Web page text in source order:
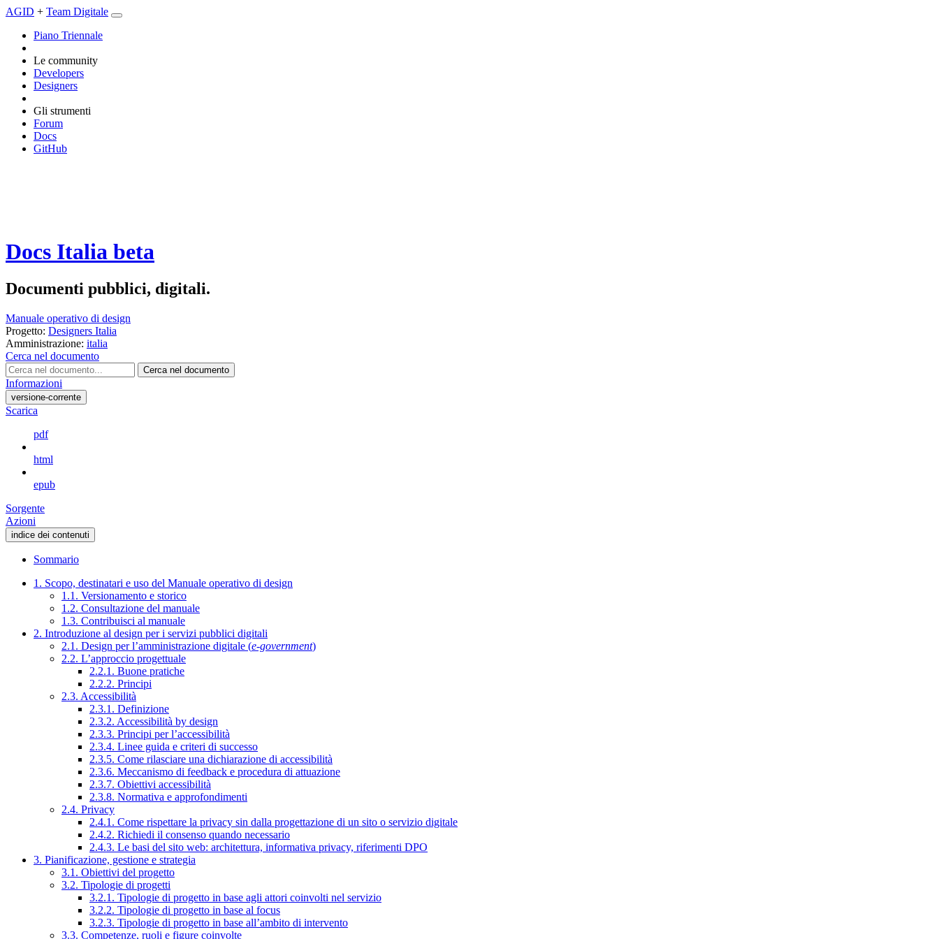
AGID + Team Digitale
Piano Triennale
Le community
Developers
Designers
Gli strumenti
Forum
Docs
GitHub
Docs Italia beta
Documenti pubblici, digitali.
Manuale operativo di design
Progetto: Designers Italia
Amministrazione: italia
Cerca nel documento
Cerca nel documento
Informazioni
versione-corrente
Scarica
pdf
html
epub
Sorgente
Azioni
indice dei contenuti
Sommario
1. Scopo, destinatari e uso del Manuale operativo di design
1.1. Versionamento e storico
1.2. Consultazione del manuale
1.3. Contribuisci al manuale
2. Introduzione al design per i servizi pubblici digitali
2.1. Design per l’amministrazione digitale (e-government)
2.2. L’approccio progettuale
2.2.1. Buone pratiche
2.2.2. Principi
2.3. Accessibilità
2.3.1. Definizione
2.3.2. Accessibilità by design
2.3.3. Principi per l’accessibilità
2.3.4. Linee guida e criteri di successo
2.3.5. Come rilasciare una dichiarazione di accessibilità
2.3.6. Meccanismo di feedback e procedura di attuazione
2.3.7. Obiettivi accessibilità
2.3.8. Normativa e approfondimenti
2.4. Privacy
2.4.1. Come rispettare la privacy sin dalla progettazione di un sito o servizio digitale
2.4.2. Richiedi il consenso quando necessario
2.4.3. Le basi del sito web: architettura, informativa privacy, riferimenti DPO
3. Pianificazione, gestione e strategia
3.1. Obiettivi del progetto
3.2. Tipologie di progetti
3.2.1. Tipologie di progetto in base agli attori coinvolti nel servizio
3.2.2. Tipologie di progetto in base al focus
3.2.3. Tipologie di progetto in base all’ambito di intervento
3.3. Competenze, ruoli e figure coinvolte